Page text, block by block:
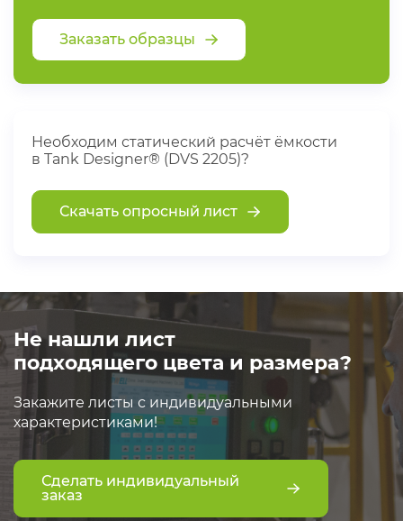
Заказать образцы
Необходим статический расчёт ёмкости
в Tank Designer® (DVS 2205)?
Скачать опросный лист
Не нашли лист
подходящего цвета и размера?
Закажите листы с индивидуальными
характеристиками!
Сделать индивидуальный
заказ